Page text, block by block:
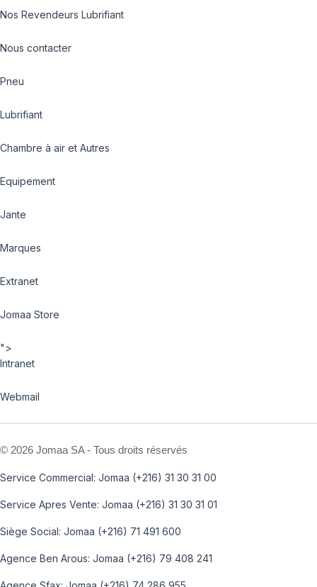
Nos Revendeurs Lubrifiant
Nous contacter
Pneu
Lubrifiant
Chambre à air et Autres
Equipement
Jante
Marques
Extranet
Jomaa Store
">
Intranet
Webmail
© 2026 Jomaa SA - Tous droits réservés
Service Commercial: Jomaa (+216) 31 30 31 00
Service Apres Vente: Jomaa (+216) 31 30 31 01
Siège Social: Jomaa (+216) 71 491 600
Agence Ben Arous: Jomaa (+216) 79 408 241